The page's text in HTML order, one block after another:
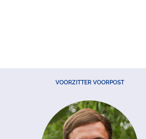
VOORZITTER VOORPOST